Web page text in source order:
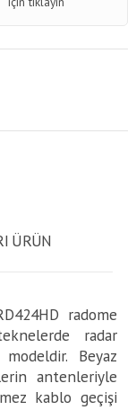
ÜRÜN
radome
radar
Beyaz
antenleriyle
kablo geçişi